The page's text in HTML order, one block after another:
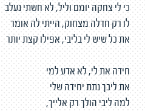
כי לי צחקה יומם וליל, לא חשתי נעלב
לו רק חדלה מצחוק, הייתי לה אומר
את כל שיש לי בליבי, אפילו קצת יותר
חידה את לי, לא אדע למי
את ליבך נתת יחידה שלי
למה ליבי הולך רק אלייך,